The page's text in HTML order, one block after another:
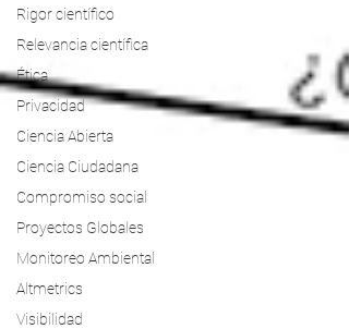
Rigor científico
Relevancia científica
Ética
Privacidad
Ciencia Abierta
Ciencia Ciudadana
Compromiso social
Proyectos Globales
Monitoreo Ambiental
Altmetrics
Visibilidad